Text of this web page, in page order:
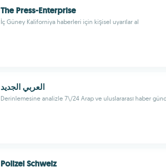
The Press-Enterprise
İç Güney Kaliforniya haberleri için kişisel uyarılar al
العربي الجديد
Derinlemesine analizle 7\/24 Arap ve uluslararası haber
Polizei Schweiz